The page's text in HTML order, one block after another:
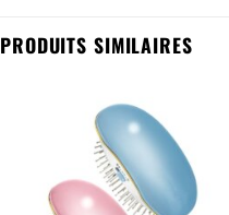
PRODUITS SIMILAIRES